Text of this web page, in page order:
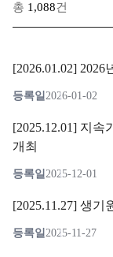
총 1,088건
[2026.01.02] 2026
등록일2026-01-02
[2025.12.01] 지속
개최
등록일2025-12-01
[2025.11.27] 생
등록일2025-11-27